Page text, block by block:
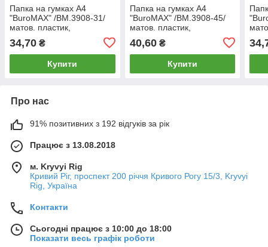
Папка на гумках А4
"BuroMAX" /BM.3908-31/
матов. пластик,
перламутр (1/12/180)
34,70 ₴
Купити
Папка на гумках А4
"BuroMAX" /BM.3908-45/
матов. пластик,
ARABESKI, синій електрик
(1/12/180)
40,60₴
Купити
(1/
Про нас
91% позитивних з 192 відгуків за рік
Працює з 13.08.2018
м. Kryvyi Rig
Кривий Ріг, проспект 200 річчя Кривого Рогу 15/3, Kryvyi
Rig, Україна
Контакти
Сьогодні працює з 10:00 до 18:00
Показати весь графік роботи